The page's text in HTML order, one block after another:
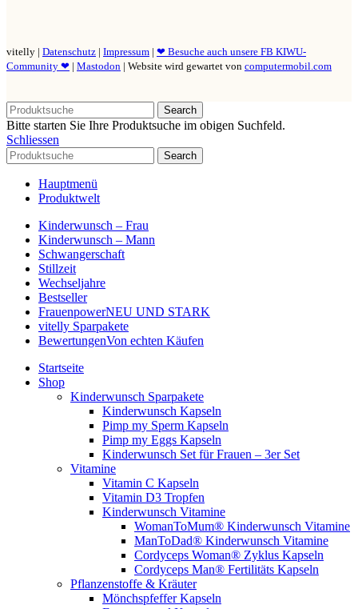
vitelly | Datenschutz | Impressum | ❤ Besuche auch unsere FB KIWU-
Community ❤ | Mastodon | Website wird gewartet von computermobil.com
Search
Bitte starten Sie Ihre Produktsuche im obigen Suchfeld.
Schliessen
Search
Hauptmenü
Produktwelt
Kinderwunsch – Frau
Kinderwunsch – Mann
Schwangerschaft
Stillzeit
Wechseljahre
Bestseller
FrauenpowerNEU UND STARK
vitelly Sparpakete
BewertungenVon echten Käufen
Startseite
Shop
Kinderwunsch Sparpakete
Kinderwunsch Kapseln
Pimp my Sperm Kapseln
Pimp my Eggs Kapseln
Kinderwunsch Set für Frauen – 3er Set
Vitamine
Vitamin C Kapseln
Vitamin D3 Tropfen
Kinderwunsch Vitamine
WomanToMum® Kinderwunsch Vitamine
ManToDad® Kinderwunsch Vitamine
Cordyceps Woman® Zyklus Kapseln
Cordyceps Man® Fertilitäts Kapseln
Pflanzenstoffe & Kräuter
Mönchspfeffer Kapseln